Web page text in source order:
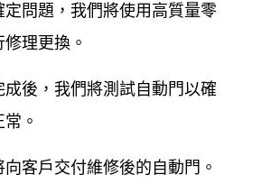
定問題，我們將使用高質量零
理更換。
成後，我們將測試自動門以確
。
客戶交付維修後的自動門。